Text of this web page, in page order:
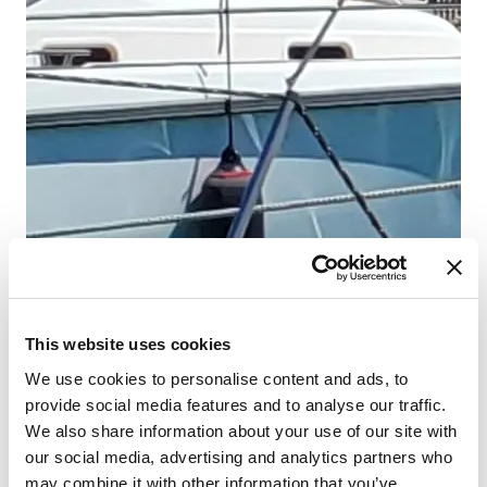
This website uses cookies
We use cookies to personalise content and ads, to
provide social media features and to analyse our traffic.
We also share information about your use of our site with
our social media, advertising and analytics partners who
may combine it with other information that you’ve